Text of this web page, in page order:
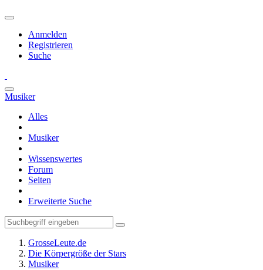
Anmelden
Registrieren
Suche
Musiker
Alles
Musiker
Wissenswertes
Forum
Seiten
Erweiterte Suche
GrosseLeute.de
Die Körpergröße der Stars
Musiker